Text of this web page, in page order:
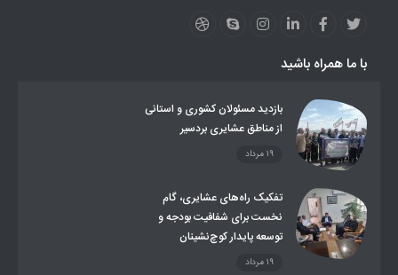
عملکردها
عشایر استان
طرح و برنامه
روند ساماندهی عشایر داوطلب اسکان
تشکیلات اداری
با ما همراه باشید
بازدید مسئولان کشوری و استانی
از مناطق عشایری بردسیر
۱۹ مرداد
تفکیک راه‌های عشایری، گام
نخست برای شفافیت بودجه و
توسعه پایدار کوچ‌نشینان
۱۹ مرداد